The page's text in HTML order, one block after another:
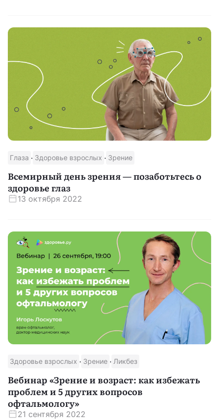
Глаза · Здоровье взрослых · Зрение
Всемирный день зрения — позаботьтесь о
здоровье глаз
13 октября 2022
Здоровье взрослых · Зрение · Ликбез
Вебинар «Зрение и возраст: как избежать
проблем и 5 других вопросов
офтальмологу»
21 сентября 2022